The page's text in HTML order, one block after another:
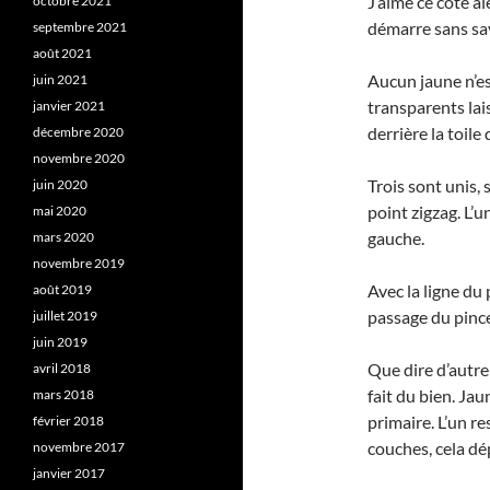
démarre sans
Aucun jaune
transparents
derrière la toile
Trois sont unis,
point zigzag.
gauche.
Avec la ligne
passage du
Que dire
fait du bien.
primaire. L’un
couches, cela
septembre 2021
août 2021
juin 2021
janvier 2021
décembre 2020
novembre 2020
juin 2020
mai 2020
mars 2020
novembre 2019
août 2019
juillet 2019
juin 2019
avril 2018
mars 2018
février 2018
novembre 2017
janvier 2017